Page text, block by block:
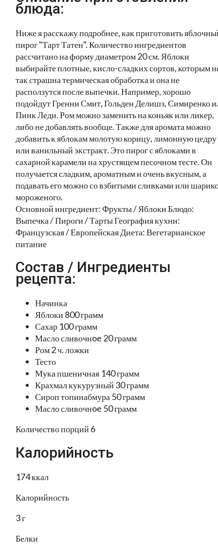
блюда:
Ниже я расскажу подробнее, как приготовить
пирог "Тарт Татен". Количество ингредиентов
рассчитано на форму диаметром 20 см. Яблоки
выбирайте плотные, кисло-сладких сортов, которым
так страшна термическая обработка и она не
расползутся после выпечки. Например, хорошо
подойдут Гренни Смит, Гольден Делишз, Симиренко
Пинк Леди. Ром можно заменить на коньяк или ликер,
либо не добавлять вообще. Также для аромата можно
добавить к яблокам молотую корицу, лимонную цедру
или ванильный экстракт. Это пирог с яблоками в
сахарной карамели на хрустящем песочном тесте. Он
получается сладким, ароматным и очень вкусным, а
подавать его можно со взбитыми сливками или
мороженого.
Основной ингредиент: Фрукты / Яблоки Блюдо:
Выпечка / Пироги / Тарты География кухни:
Французская / Европейская Диета: Вегетарианское
питание
Состав / Ингредиенты
рецепта:
Начинка
Яблоки 800 грамм
Сахар 100 грамм
Масло сливочнoe 20 грамм
Ром 2 ч. ложки
Тесто
Мука пшеничная 140 грамм
Крахмал кукурузный 30 грамм
Сироп топинабмура 50 грамм
Масло сливочнoe 50 грамм
Количество порций 6
Калорийность
174 ккал
Калорийность
3 г
Белки